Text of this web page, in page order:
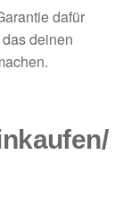
dafür
deinen